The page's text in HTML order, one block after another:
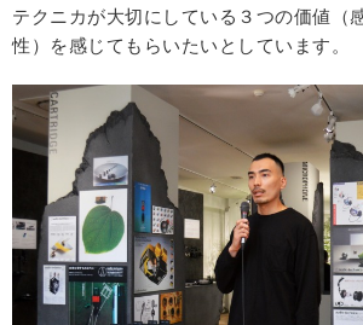
テクニカが大切にしている３つの価値（
性）を感じてもらいたいとしています。